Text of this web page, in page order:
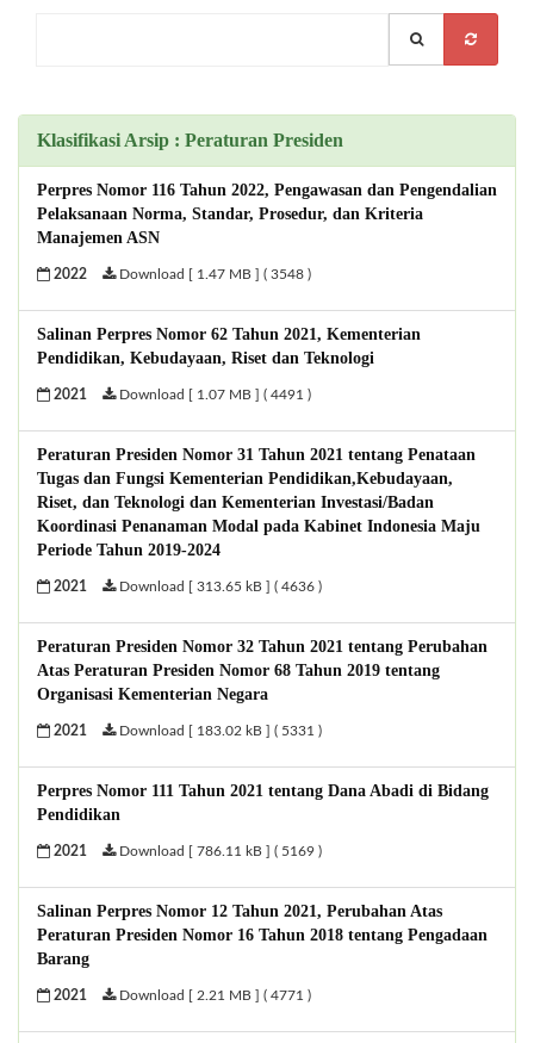
Klasifikasi Arsip : Peraturan Presiden
Perpres Nomor 116 Tahun 2022, Pengawasan dan Pengendalian
Pelaksanaan Norma, Standar, Prosedur, dan Kriteria
Manajemen ASN
2022 Download [ 1.47 MB ] ( 3548 )
Salinan Perpres Nomor 62 Tahun 2021, Kementerian
Pendidikan, Kebudayaan, Riset dan Teknologi
2021 Download [ 1.07 MB ] ( 4491 )
Peraturan Presiden Nomor 31 Tahun 2021 tentang Penataan
Tugas dan Fungsi Kementerian Pendidikan,Kebudayaan,
Riset, dan Teknologi dan Kementerian Investasi/Badan
Koordinasi Penanaman Modal pada Kabinet Indonesia Maju
Periode Tahun 2019-2024
2021 Download [ 313.65 kB ] ( 4636 )
Peraturan Presiden Nomor 32 Tahun 2021 tentang Perubahan
Atas Peraturan Presiden Nomor 68 Tahun 2019 tentang
Organisasi Kementerian Negara
2021 Download [ 183.02 kB ] ( 5331 )
Perpres Nomor 111 Tahun 2021 tentang Dana Abadi di Bidang
Pendidikan
2021 Download [ 786.11 kB ] ( 5169 )
Salinan Perpres Nomor 12 Tahun 2021, Perubahan Atas
Peraturan Presiden Nomor 16 Tahun 2018 tentang Pengadaan
Barang
2021 Download [ 2.21 MB ] ( 4771 )